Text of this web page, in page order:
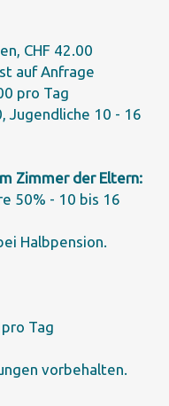
CHF 42.00
auf Anfrage
pro Tag
Jugendliche 10 - 16
Zimmer der Eltern:
50% - 10 bis 16
Halbpension.
Tag
vorbehalten.